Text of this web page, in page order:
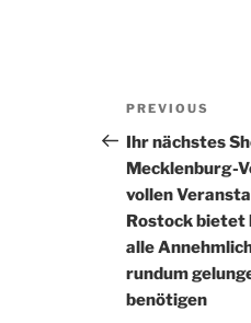
Beitrags-
Previous
Post
PREVIOUS
Ihr nächstes
Mecklenburg-
vollen
Rostock bietet
alle
rundum
benötigen